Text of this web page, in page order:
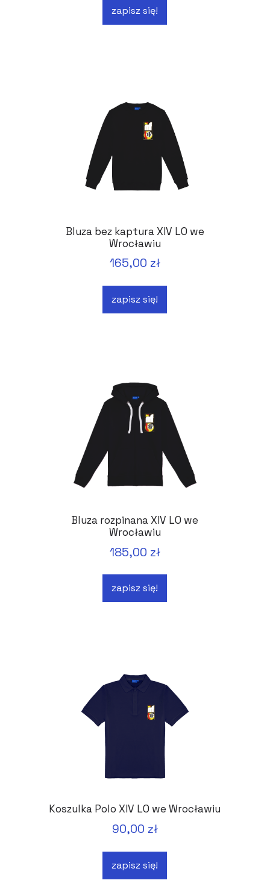
zapisz się!
Bluza bez kaptura XIV LO we
Wrocławiu
165,00 zł
zapisz się!
Bluza rozpinana XIV LO we
Wrocławiu
185,00 zł
zapisz się!
Koszulka Polo XIV LO we Wrocławiu
90,00 zł
zapisz się!